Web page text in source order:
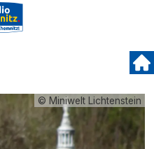
© Miniwelt Lichtenstein